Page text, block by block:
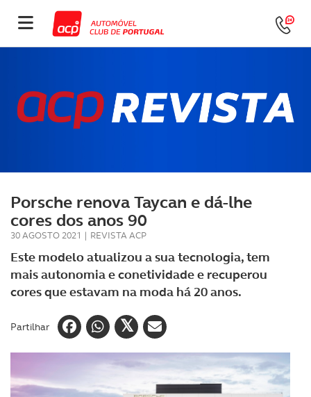
Porsche renova Taycan e dá-lhe
cores dos anos 90
30 AGOSTO 2021 | REVISTA ACP
Este modelo atualizou a sua tecnologia, tem
mais autonomia e conetividade e recuperou
cores que estavam na moda há 20 anos.
Partilhar